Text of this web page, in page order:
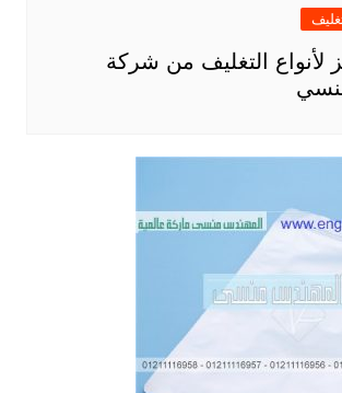
لأنواع التغليف من شركة